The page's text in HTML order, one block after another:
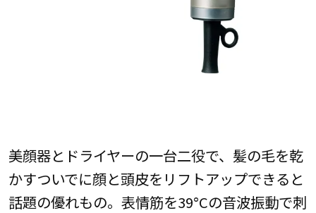
美顔器とドライヤーの一台二役で、髪の毛を乾
かすついでに顔と頭皮をリフトアップできると
話題の優れもの。表情筋を39°Cの音波振動で刺